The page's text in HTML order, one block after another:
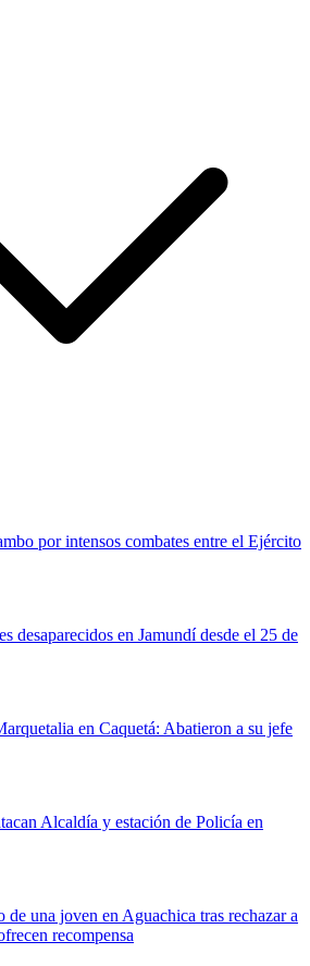
por intensos combates entre el Ejército
desaparecidos en Jamundí desde el 25 de
en Caquetá: Abatieron a su jefe
Alcaldía y estación de Policía en
de una joven en Aguachica tras rechazar a
recompensa